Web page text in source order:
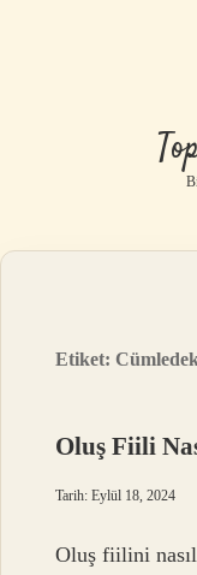
Etiket:
Oluş Fiili
Tarih: Eylül 18, 2024
Oluş fiilini